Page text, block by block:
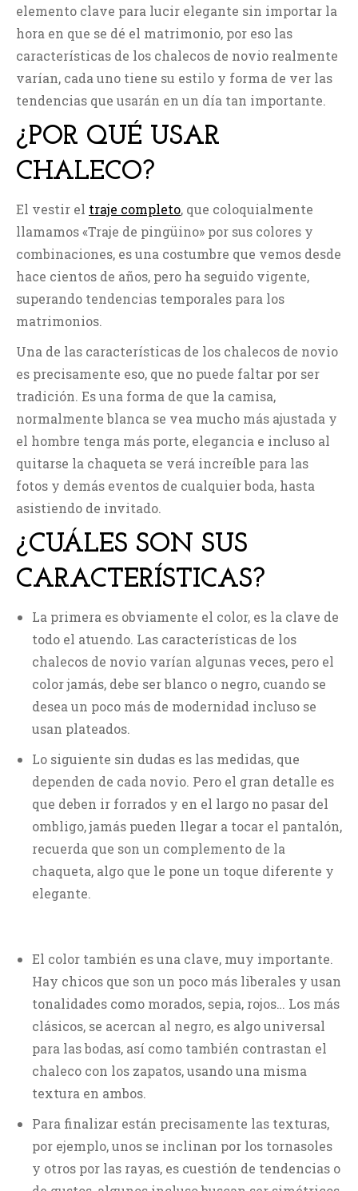
elemento clave para lucir elegante sin importar la
hora en que se dé el matrimonio, por eso las
características de los chalecos de novio realmente
varían, cada uno tiene su estilo y forma de ver las
tendencias que usarán en un día tan importante.
¿POR QUÉ USAR
CHALECO?
El vestir el traje completo, que coloquialmente
llamamos «Traje de pingüino» por sus colores y
combinaciones, es una costumbre que vemos desde
hace cientos de años, pero ha seguido vigente,
superando tendencias temporales para los
matrimonios.
Una de las características de los chalecos de novio
es precisamente eso, que no puede faltar por ser
tradición. Es una forma de que la camisa,
normalmente blanca se vea mucho más ajustada y
el hombre tenga más porte, elegancia e incluso al
quitarse la chaqueta se verá increíble para las
fotos y demás eventos de cualquier boda, hasta
asistiendo de invitado.
¿CUÁLES SON SUS
CARACTERÍSTICAS?
La primera es obviamente el color, es la clave de
todo el atuendo. Las características de los
chalecos de novio varían algunas veces, pero el
color jamás, debe ser blanco o negro, cuando se
desea un poco más de modernidad incluso se
usan plateados.
Lo siguiente sin dudas es las medidas, que
dependen de cada novio. Pero el gran detalle es
que deben ir forrados y en el largo no pasar del
ombligo, jamás pueden llegar a tocar el pantalón,
recuerda que son un complemento de la
chaqueta, algo que le pone un toque diferente y
elegante.
El color también es una clave, muy importante.
Hay chicos que son un poco más liberales y usan
tonalidades como morados, sepia, rojos… Los más
clásicos, se acercan al negro, es algo universal
para las bodas, así como también contrastan el
chaleco con los zapatos, usando una misma
textura en ambos.
Para finalizar están precisamente las texturas,
por ejemplo, unos se inclinan por los tornasoles
y otros por las rayas, es cuestión de tendencias o